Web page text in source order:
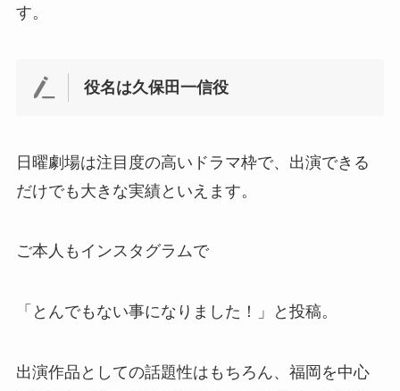
す。
役名は久保田一信役
日曜劇場は注目度の高いドラマ枠で、出演できる
だけでも大きな実績といえます。
ご本人もインスタグラムで
「とんでもない事になりました！」と投稿。
出演作品としての話題性はもちろん、福岡を中心